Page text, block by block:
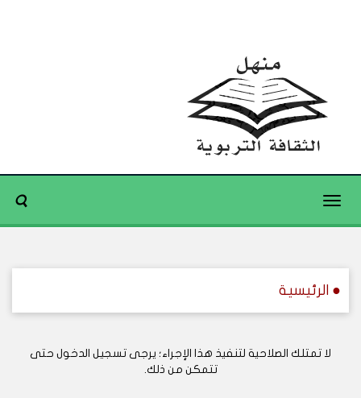
Toggle
● الرئيسية
لا تمتلك الصلاحية لتنفيذ هذا الإجراء؛ يرجى تسجيل الدخول حتى
تتمكن من ذلك.